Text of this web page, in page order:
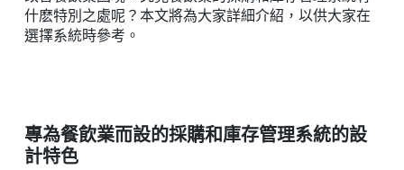
什麽特別之處呢？本文將為大家詳細介紹，以供大家在
選擇系統時參考。
專為餐飲業而設的採購和庫存管理系統的設
計特色